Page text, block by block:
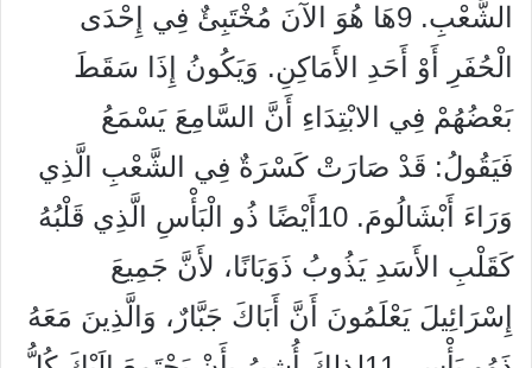
الشَّعْبِ. 9هَا هُوَ الآنَ مُخْتَبِئٌ فِي إِحْدَى
الْحُفَرِ أَوْ أَحَدِ الأَمَاكِنِ. وَيَكُونُ إِذَا سَقَطَ
بَعْضُهُمْ فِي الابْتِدَاءِ أَنَّ السَّامِعَ يَسْمَعُ
فَيَقُولُ: قَدْ صَارَتْ كَسْرَةٌ فِي الشَّعْبِ الَّذِي
وَرَاءَ أَبْشَالُومَ. 10أَيْضًا ذُو الْبَأْسِ الَّذِي قَلْبُهُ
كَقَلْبِ الأَسَدِ يَذُوبُ ذَوَبَانًا، لأَنَّ جَمِيعَ
إِسْرَائِيلَ يَعْلَمُونَ أَنَّ أَبَاكَ جَبَّارٌ، وَالَّذِينَ مَعَهُ